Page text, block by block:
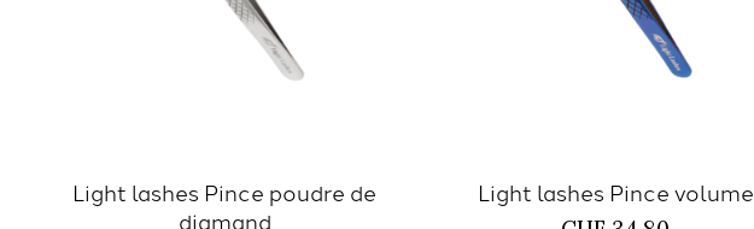
Light lashes Pince poudre de
diamand
Light lashes Pince volume